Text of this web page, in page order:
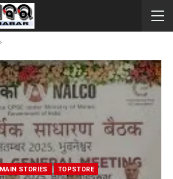
MAIN STORIES TOPSTORE